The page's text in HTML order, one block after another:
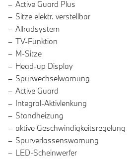
Active Guard Plus
Sitze elektr. verstellbar
Allradsystem
TV-Funktion
M-Sitze
Head-up Display
Spurwechselwarnung
Active Guard
Integral-Aktivlenkung
Standheizung
aktive Geschwindigkeitsregelung
Spurverlassenswarnung
LED-Scheinwerfer